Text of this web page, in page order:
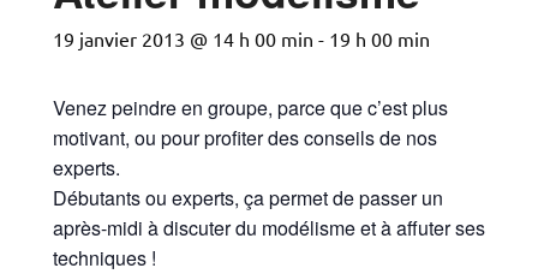
19 janvier 2013 @ 14 h 00 min - 19 h 00 min
Venez peindre en groupe, parce que c’est plus
motivant, ou pour profiter des conseils de nos
experts.
Débutants ou experts, ça permet de passer un
après-midi à discuter du modélisme et à affuter ses
techniques !